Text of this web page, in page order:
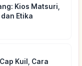
Kios Matsuri,
Etika
Kuil, Cara